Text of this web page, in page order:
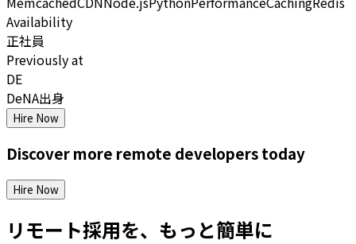
Availability
正社員
Previously at
DE
DeNA出身
Hire Now
Discover more remote developerstoday
Hire Now
リモート採用を、もっと簡単に